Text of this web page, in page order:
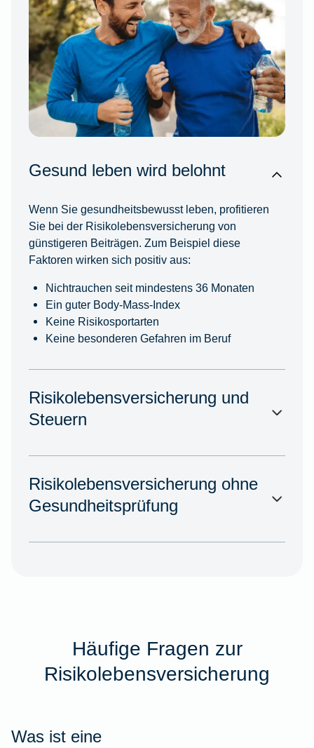
Gesund leben wird belohnt
Wenn Sie gesundheitsbewusst leben, profitieren
Sie bei der Risikolebensversicherung von
günstigeren Beiträgen. Zum Beispiel diese
Faktoren wirken sich positiv aus:
Nichtrauchen seit mindestens 36 Monaten
Ein guter Body-Mass-Index
Keine Risikosportarten
Keine besonderen Gefahren im Beruf
Risikolebensversicherung und
Steuern
Risikolebensversicherung ohne
Gesundheitsprüfung
Häufige Fragen zur
Risikolebensversicherung
Was ist eine